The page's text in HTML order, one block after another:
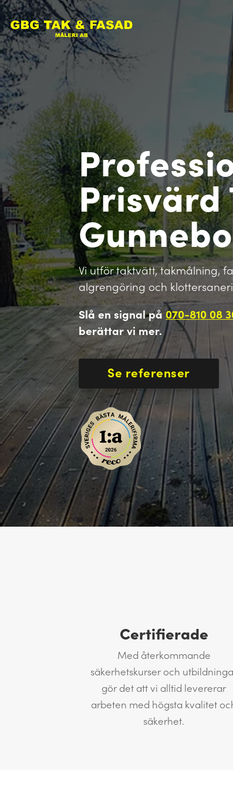
Vi utför taktvätt, takmålning,
algrengöring och
Slå en signal på 070-810 08
berättar vi mer.
Se referenser
Certifierade
Med återkommande
säkerhetskurser och
gör det att vi alltid levererar
arbeten med högsta kvalitet
säkerhet.